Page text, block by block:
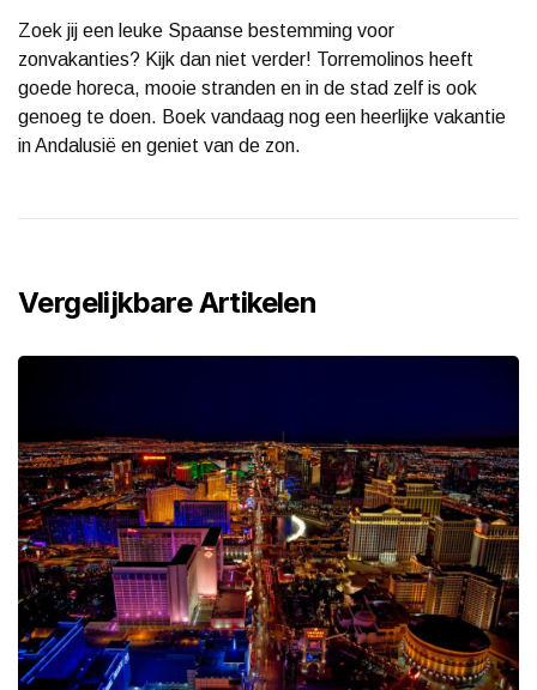
Zoek jij een leuke Spaanse bestemming voor
zonvakanties? Kijk dan niet verder! Torremolinos heeft
goede horeca, mooie stranden en in de stad zelf is ook
genoeg te doen. Boek vandaag nog een heerlijke vakantie
in Andalusië en geniet van de zon.
Vergelijkbare Artikelen